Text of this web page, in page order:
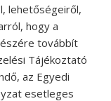
lehetőségeiről,
hogy a
továbbít
Tájékoztató
az Egyedi
esetleges